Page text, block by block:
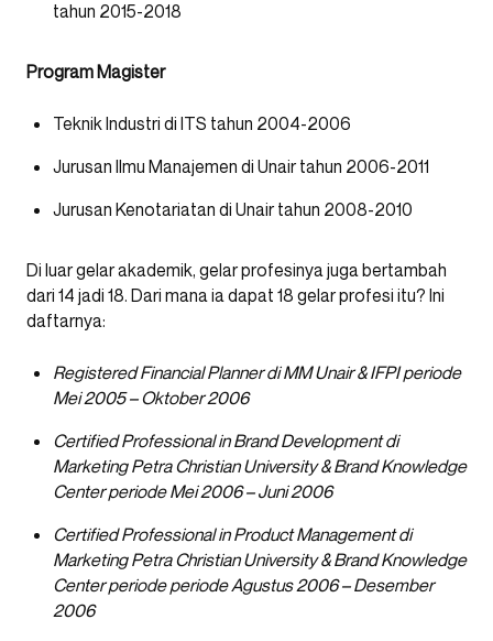
tahun 2015-2018
Program Magister
Teknik Industri di ITS tahun 2004-2006
Jurusan Ilmu Manajemen di Unair tahun 2006-2011
Jurusan Kenotariatan di Unair tahun 2008-2010
Di luar gelar akademik, gelar profesinya juga bertambah
dari 14 jadi 18. Dari mana ia dapat 18 gelar profesi itu? Ini
daftarnya:
Registered Financial Planner di MM Unair & IFPI periode
Mei 2005 – Oktober 2006
Certified Professional in Brand Development di
Marketing Petra Christian University & Brand Knowledge
Center periode Mei 2006 – Juni 2006
Certified Professional in Product Management di
Marketing Petra Christian University & Brand Knowledge
Center periode periode Agustus 2006 – Desember
2006